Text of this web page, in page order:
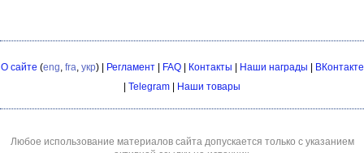
О сайте (eng, fra, укр) | Регламент| FAQ| Контакты Наши награды
ВКонтакте
Telegram Наши товары
Любое использование материалов сайта допускается только с указанием